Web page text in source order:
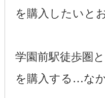
を購入したいと
学園前駅徒歩圏
を購入する…な